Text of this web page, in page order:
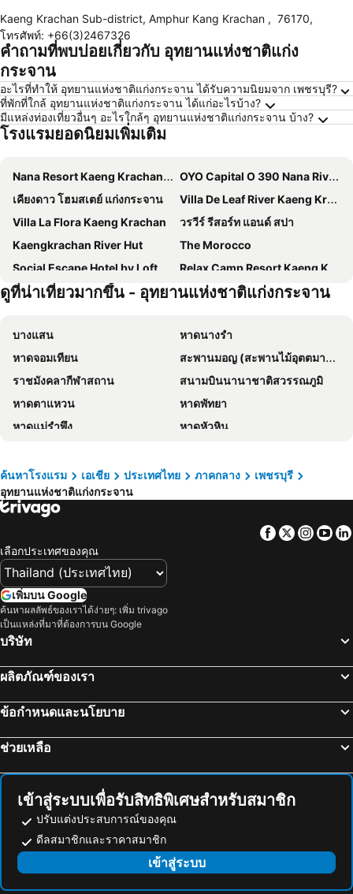
Kaeng Krachan Sub-district, Amphur Kang Krachan , 76170,
โทรศัพท์: +66(3)2467326
คำถามที่พบบ่อยเกี่ยวกับ อุทยานแห่งชาติแก่ง
กระจาน
อะไรที่ทำให้ อุทยานแห่งชาติแก่งกระจาน ได้รับความนิยมจาก เพชรบุรี?
ที่พักที่ใกล้ อุทยานแห่งชาติแก่งกระจาน ได้แก่อะไรบ้าง?
มีแหล่งท่องเที่ยวอื่นๆ อะไรใกล้ๆ อุทยานแห่งชาติแก่งกระจาน บ้าง?
โรงแรมยอดนิยมเพิ่มเติม
Nana Resort Kaeng Krachan - SHA Plus Certified
OYO Capital O 390 Nana River Kaeng Krachan
เคียงดาว โฮมสเตย์ แก่งกระจาน
Villa De Leaf River Kaeng Krachan
Villa La Flora Kaeng Krachan
วรวีร์ รีสอร์ท แอนด์ สปา
Kaengkrachan River Hut
The Morocco
Social Escape Hotel by Loft Bangkok Hotel
Relax Camp Resort Kaeng Krachan
ดูที่น่าเที่ยวมากขึ้น - อุทยานแห่งชาติแก่งกระจาน
บางแสน
หาดนางรำ
หาดจอมเทียน
สะพานมอญ (สะพานไม้อุตตมานุสรณ์)
ราชมังคลากีฬาสถาน
สนามบินนานาชาติสวรรณภูมิ
หาดตาแหวน
หาดพัทยา
หาดแม่รำพึง
หาดหัวหิน
สนามบินดอนเมือง
อ่าวมะนาว
สังขละบุรี
เอ็มอาร์ที สุขุมวิท
อุทยานแห่งชาติแก่งกระจาน
ไบเทคบางนา
บีทีเอส นานา
ถนนข้าวสาร
Suphachalasai Stadium
ล่องเรือแม่น้ำเจ้าพระยา และวัดอรุณ
สยามสแควร์
วัดอรุณ
อุทยานแห่งชาติเขื่อนศรีนครินทร์
สถานีรถไฟหัวลำโพง
หาดแสม
บีทีเอส พร้อมพงษ์
บีทีเอส อารีย์
เดอะมอลล์บางกะปิ
พระราชวังสวนดุสิต
ค้นหาโรงแรม เอเชีย ประเทศไทย ภาคกลาง
เพชรบุรี
อุทยานแห่งชาติแก่งกระจาน
Facebook
Twitter
เลือกประเทศของคุณ
เพิ่มบน Google
ค้นหาผลลัพธ์ของเราได้ง่ายๆ: เพิ่ม trivago
เป็นแหล่งที่มาที่ต้องการบน Google
บริษัท
ผลิตภัณฑ์ของเรา
ข้อกำหนดและนโยบาย
ช่วยเหลือ
เข้าสู่ระบบเพื่อรับสิทธิพิเศษสำหรับสมาชิก
ปรับแต่งประสบการณ์ของคุณ
ดีลสมาชิกและราคาสมาชิก
เข้าสู่ระบบ